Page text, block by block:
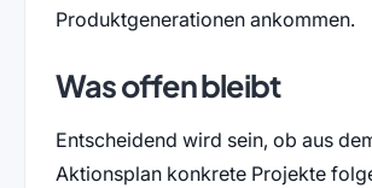
Produktgenerationen ankommen.
Was offen bleibt
Entscheidend wird sein, ob aus
Aktionsplan konkrete Projekte